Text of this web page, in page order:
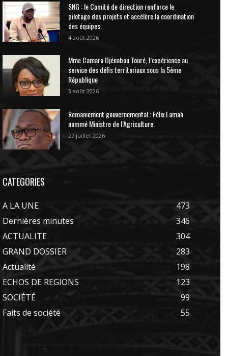
SNG : le Comité de direction renforce le
pilotage des projets et accélère la coordination
des équipes.
4 août 2026
Mme Camara Djénabou Touré, l’expérience au
service des défis territoriaux sous la 5ème
République
3 août 2026
Remaniement gouvernemental : Félix Lamah
nommé Ministre de l’Agriculture.
27 juillet 2026
CATEGORIES
A LA UNE
473
Dernières minutes
346
ACTUALITE
304
GRAND DOSSIER
283
Actualité
198
ECHOS DE REGIONS
123
SOCIÉTÉ
99
Faits de société
55